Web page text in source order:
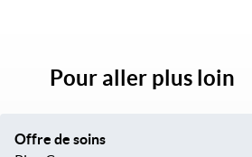
Pour aller plus loin
Offre de soins